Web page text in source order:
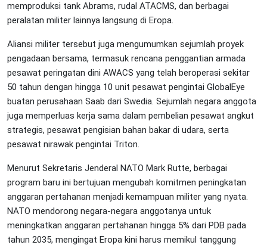
memproduksi tank Abrams, rudal ATACMS, dan berbagai
peralatan militer lainnya langsung di Eropa.
Aliansi militer tersebut juga mengumumkan sejumlah proyek
pengadaan bersama, termasuk rencana penggantian armada
pesawat peringatan dini AWACS yang telah beroperasi sekitar
50 tahun dengan hingga 10 unit pesawat pengintai GlobalEye
buatan perusahaan Saab dari Swedia. Sejumlah negara anggota
juga memperluas kerja sama dalam pembelian pesawat angkut
strategis, pesawat pengisian bahan bakar di udara, serta
pesawat nirawak pengintai Triton.
Menurut Sekretaris Jenderal NATO Mark Rutte, berbagai
program baru ini bertujuan mengubah komitmen peningkatan
anggaran pertahanan menjadi kemampuan militer yang nyata.
NATO mendorong negara-negara anggotanya untuk
meningkatkan anggaran pertahanan hingga 5% dari PDB pada
tahun 2035, mengingat Eropa kini harus memikul tanggung